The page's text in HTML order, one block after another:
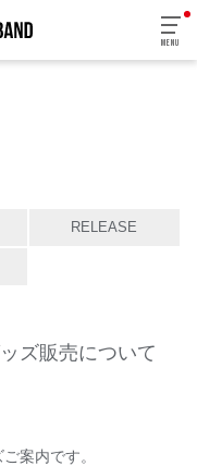
MENU
RELEASE
ズ販売について
案内です。